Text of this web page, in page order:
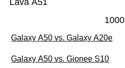
Lava A51
1000
Galaxy A50 vs. Galaxy A20e
Galaxy A50 vs. Gionee S10